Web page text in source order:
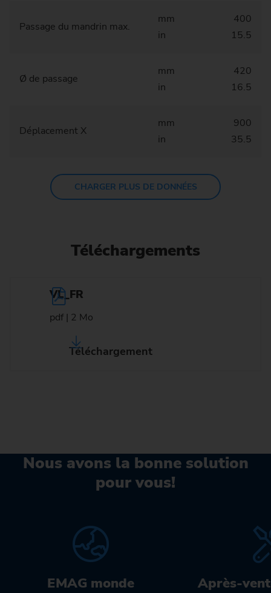
Passage du mandrin max.
mm
in
400
15.5
Ø de passage
mm
in
420
16.5
Déplacement X
mm
in
900
35.5
CHARGER PLUS DE DONNÉES
Téléchargements
VL_FR
pdf | 2 Mo
Téléchargement
Nous avons la bonne solution
pour vous!
EMAG monde
Après-